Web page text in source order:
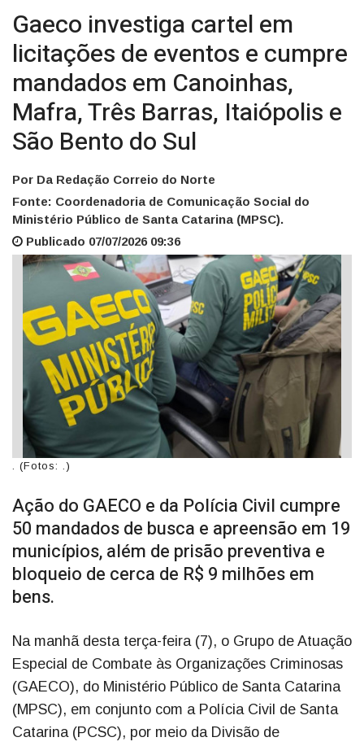
Gaeco investiga cartel em
licitações de eventos e cumpre
mandados em Canoinhas,
Mafra, Três Barras, Itaiópolis e
São Bento do Sul
Por Da Redação Correio do Norte
Fonte: Coordenadoria de Comunicação Social do
Ministério Público de Santa Catarina (MPSC).
Publicado 07/07/2026 09:36
. (Fotos: .)
Ação do GAECO e da Polícia Civil cumpre
50 mandados de busca e apreensão em 19
municípios, além de prisão preventiva e
bloqueio de cerca de R$ 9 milhões em
bens.
Na manhã desta terça-feira (7), o Grupo de Atuação
Especial de Combate às Organizações Criminosas
(GAECO), do Ministério Público de Santa Catarina
(MPSC), em conjunto com a Polícia Civil de Santa
Catarina (PCSC), por meio da Divisão de